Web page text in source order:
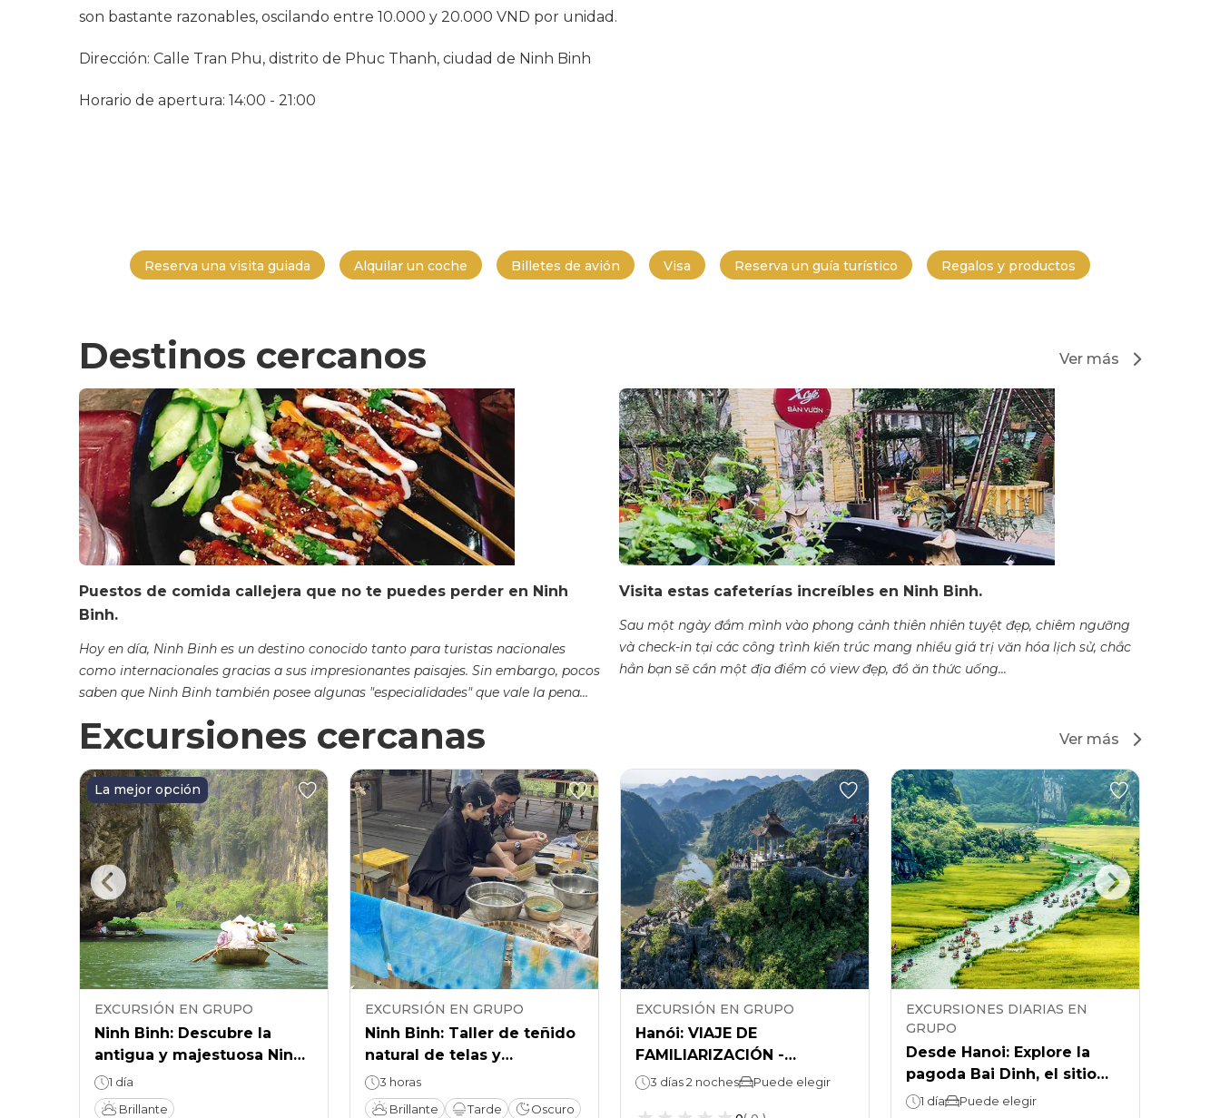
son bastante razonables, oscilando entre 10.000 y 20.000 VND por unidad.
Dirección: Calle Tran Phu, distrito de Phuc Thanh, ciudad de Ninh Binh
Horario de apertura: 14:00 - 21:00
Reserva una visita guiada Alquilar un coche Billetes de avión Visa Reserva un guía turístico Regalos y productos
Destinos cercanos Ver más
Puestos de comida callejera que no te puedes perder en Ninh
Binh.
Hoy en día, Ninh Binh es un destino conocido tanto para turistas nacionales
como internacionales gracias a sus impresionantes paisajes. Sin embargo, pocos
saben que Ninh Binh también posee algunas "especialidades" que vale la pena
Visita estas cafeterías increíbles en Ninh Binh.
Sau một ngày đắm mình vào phong cảnh thiên nhiên tuyệt đẹp, chiêm ngưỡng
và check-in tại các công trình kiến trúc mang nhiều giá trị văn hóa lịch sử, chắc
hẳn bạn sẽ cần một địa điểm có view đẹp, đồ ăn thức uống...
Excursiones cercanas Ver más
La mejor opción
EXCURSIÓN EN GRUPO
Ninh Binh: Descubre la
antigua y majestuosa Ninh
Binh en un solo día.
1 día
Brillante
EXCURSIÓN EN GRUPO
Ninh Binh: Taller de teñido
natural de telas y
elaboración de cerámica
artesanal en Tam Coc Craft
3 horas
Brillante
Tarde Oscuro
EXCURSIÓN EN GRUPO
Hanói: VIAJE DE
FAMILIARIZACIÓN -
Encuesta sobre destinos y
3 días 2 noches Puede elegir
EXCURSIONES DIARIAS EN
GRUPO
Desde Hanoi: Explore la
pagoda Bai Dinh, el sitio
histórico de Trang An y las
1 día Puede elegir